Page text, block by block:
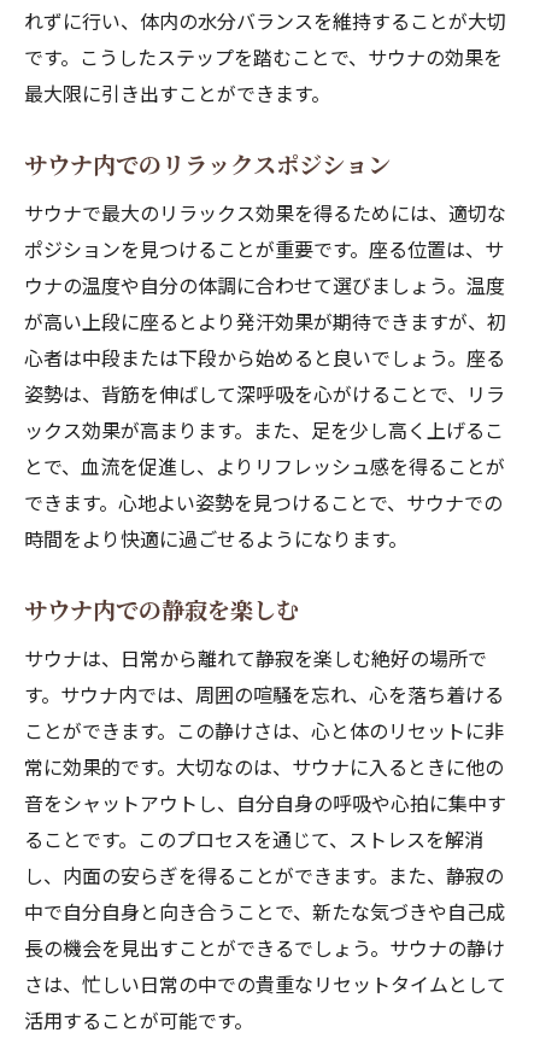
れずに行い、体内の水分バランスを維持することが大切
です。こうしたステップを踏むことで、サウナの効果を
最大限に引き出すことができます。
サウナ内でのリラックスポジション
サウナで最大のリラックス効果を得るためには、適切な
ポジションを見つけることが重要です。座る位置は、サ
ウナの温度や自分の体調に合わせて選びましょう。温度
が高い上段に座るとより発汗効果が期待できますが、初
心者は中段または下段から始めると良いでしょう。座る
姿勢は、背筋を伸ばして深呼吸を心がけることで、リラ
ックス効果が高まります。また、足を少し高く上げるこ
とで、血流を促進し、よりリフレッシュ感を得ることが
できます。心地よい姿勢を見つけることで、サウナでの
時間をより快適に過ごせるようになります。
サウナ内での静寂を楽しむ
サウナは、日常から離れて静寂を楽しむ絶好の場所で
す。サウナ内では、周囲の喧騒を忘れ、心を落ち着ける
ことができます。この静けさは、心と体のリセットに非
常に効果的です。大切なのは、サウナに入るときに他の
音をシャットアウトし、自分自身の呼吸や心拍に集中す
ることです。このプロセスを通じて、ストレスを解消
し、内面の安らぎを得ることができます。また、静寂の
中で自分自身と向き合うことで、新たな気づきや自己成
長の機会を見出すことができるでしょう。サウナの静け
さは、忙しい日常の中での貴重なリセットタイムとして
活用することが可能です。